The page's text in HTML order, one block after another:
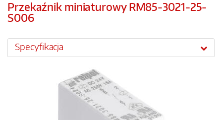
Przekaźnik miniaturowy RM85-3021-25-
S006
Specyfikacja